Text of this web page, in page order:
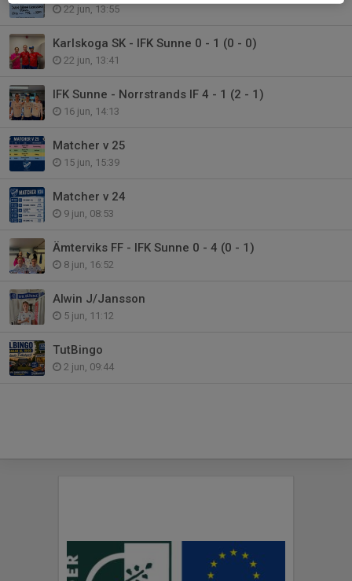
22 jun, 13:55
Karlskoga SK - IFK Sunne 0 - 1 (0 - 0)
22 jun, 13:41
IFK Sunne - Norrstrands IF 4 - 1 (2 - 1)
16 jun, 14:13
Matcher v 25
15 jun, 15:39
Matcher v 24
9 jun, 08:53
Ämterviks FF - IFK Sunne 0 - 4 (0 - 1)
8 jun, 16:52
Alwin J/Jansson
5 jun, 11:12
TutBingo
2 jun, 09:44